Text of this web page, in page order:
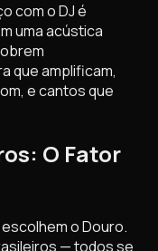
com o DJ é
uma acústica
que amplificam,
e cantos que
O Fator
o Douro.
— todos se